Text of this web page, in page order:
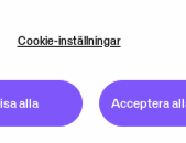
i fjol. Det visar
från
Cookie-inställningar
alla Acceptera